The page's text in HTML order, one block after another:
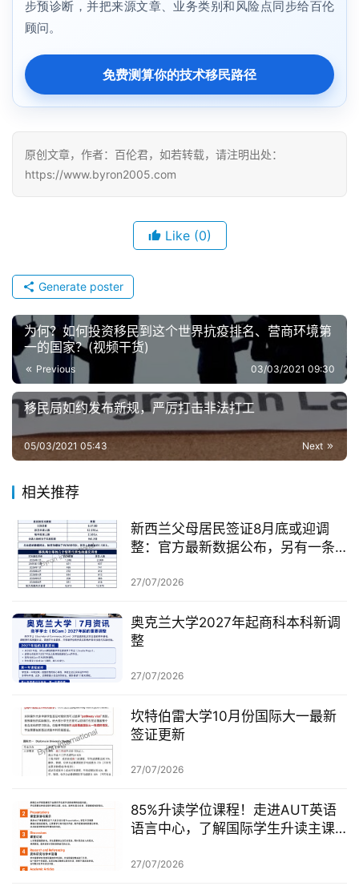
步预诊断，并把来源文章、业务类别和风险点同步给百伦
顾问。
免费测算你的技术移民路径
原创文章，作者：百伦君，如若转载，请注明出处：
https://www.byron2005.com
Like (0)
Generate poster
为何？如何投资移民到这个世界抗疫排名、营商环境第
一的国家？(视频干货)
Previous 03/03/2021 09:30
移民局如约发布新规，严厉打击非法打工
Next
05/03/2021 05:43
相关推荐
新西兰父母居民签证8月底或迎调
整：官方最新数据公布，另有一条
27/07/2026
奥克兰大学2027年起商科本科新调
整
27/07/2026
坎特伯雷大学10月份国际大一最新
签证更新
27/07/2026
85%升读学位课程！走进AUT英语
语言中心，了解国际学生升读主课
27/07/2026